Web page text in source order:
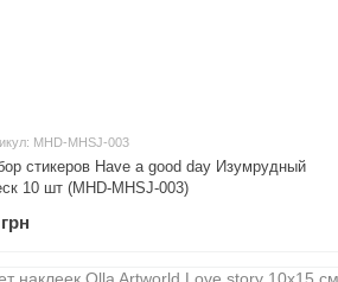
MHD-MHSJ-003
стикеров Have a good day Изумрудный
10 шт (MHD-MHSJ-003)